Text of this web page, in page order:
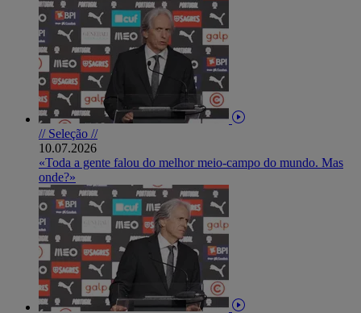
// Seleção //
10.07.2026
«Toda a gente falou do melhor meio-campo do mundo. Mas
onde?»